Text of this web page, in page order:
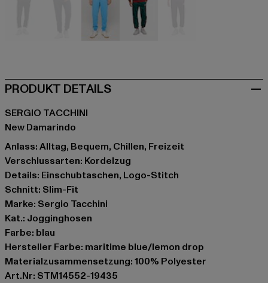
PRODUKT DETAILS
SERGIO TACCHINI
New Damarindo
Anlass: Alltag, Bequem, Chillen, Freizeit
Verschlussarten: Kordelzug
Details: Einschubtaschen, Logo-Stitch
Schnitt: Slim-Fit
Marke: Sergio Tacchini
Kat.: Jogginghosen
Farbe: blau
Hersteller Farbe: maritime blue/lemon drop
Materialzusammensetzung: 100% Polyester
Art.Nr: STM14552-19435